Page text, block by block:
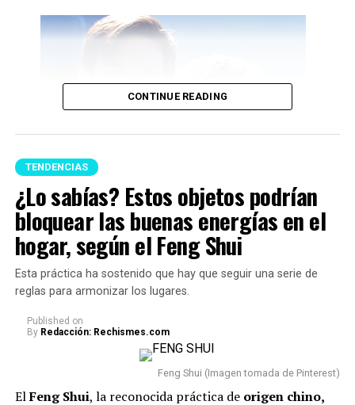
Lionel Messi y su papá (Imagen tomada de prensa)
Y en este caso, se supo que Messi venía atravesando una
delicada situación de salud. De hecho, desde junio de este
seguimiento médicoy pidió respeto frente a las
versiones y especulaciones que circulaban sobre su
estado. En ese entonces, se llegó a decir que el hombre
CONTINUE READING
TENDENCIAS
¿Lo sabías? Estos objetos podrían
bloquear las buenas energías en el
hogar, según el Feng Shui
Esta práctica ha sostenido que hay que seguir una serie de
reglas para armonizar los lugares.
Published on
By Redacción: Rechismes.com
Feng Shui (Imagen tomada de Pinterest)
ElFeng Shui, la reconocida práctica deorigen chino,